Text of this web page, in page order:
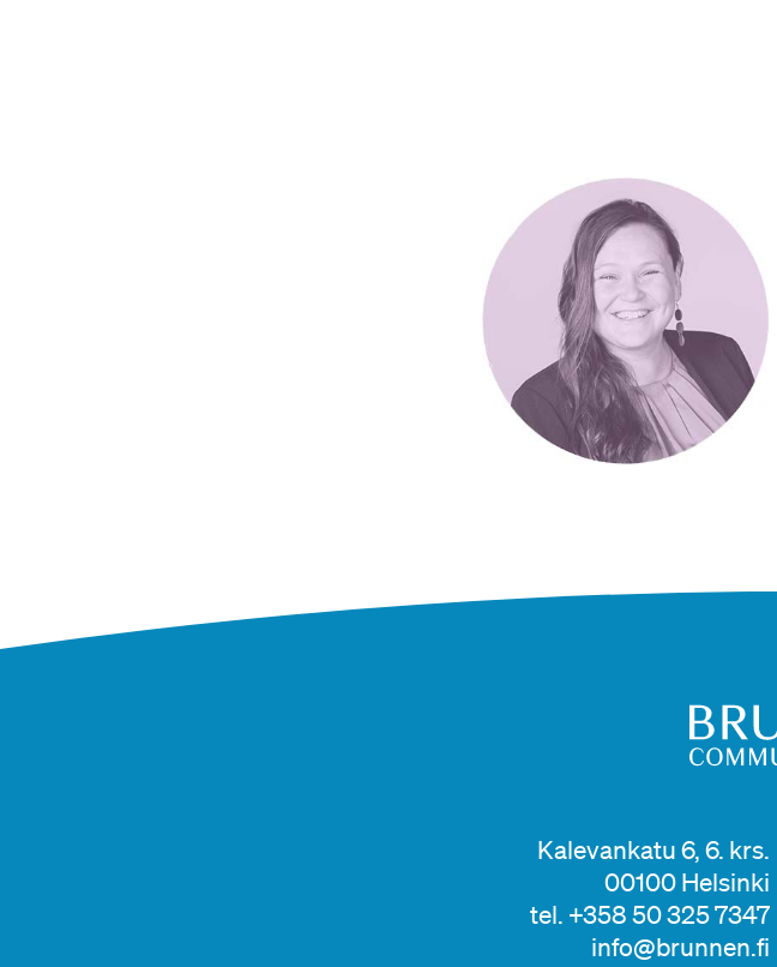
Kalevankatu 6, 6. krs.
00100 Helsinki
tel. +358 50 325 7347
info@brunnen.fi